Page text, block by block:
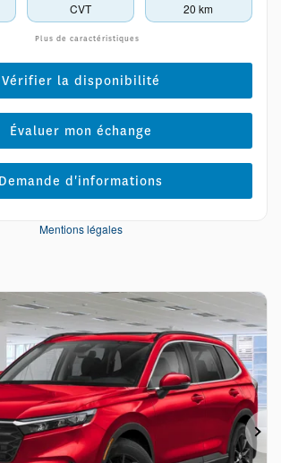
CVT 20 km
Plus de caractéristiques
Vérifier la disponibilité
Évaluer mon échange
Demande d'informations
Mentions légales